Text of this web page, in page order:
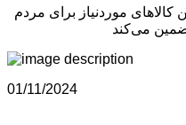
کالاهای موردنیاز برای مردم
می‌کند
01/11/2024